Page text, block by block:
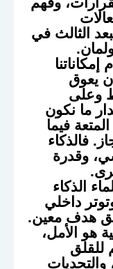
الثالث في
يعوق
وعلى
ما نكون
فيما
فالذكاء
وقدرة
الذكاء
داخلي
هدف معين.
هو الأمل،
للقلق
والتحديات